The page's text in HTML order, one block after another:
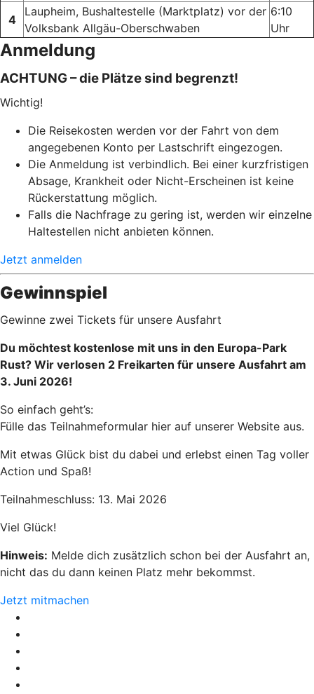
4
Laupheim, Bushaltestelle (Marktplatz) vor der
Volksbank Allgäu-Oberschwaben
6:10
Uhr
Anmeldung
ACHTUNG – die Plätze sind begrenzt!
Wichtig!
Die Reisekosten werden vor der Fahrt von dem
angegebenen Konto per Lastschrift eingezogen.
Die Anmeldung ist verbindlich. Bei einer kurzfristigen
Absage, Krankheit oder Nicht-Erscheinen ist keine
Rückerstattung möglich.
Falls die Nachfrage zu gering ist, werden wir einzelne
Haltestellen nicht anbieten können.
Jetzt anmelden
Gewinnspiel
Gewinne zwei Tickets für unsere Ausfahrt
Du möchtest kostenlose mit uns in den Europa-Park
Rust? Wir verlosen 2 Freikarten für unsere Ausfahrt am
3. Juni 2026!
So einfach geht’s:
Fülle das Teilnahmeformular hier auf unserer Website aus.
Mit etwas Glück bist du dabei und erlebst einen Tag voller
Action und Spaß!
Teilnahmeschluss: 13. Mai 2026
Viel Glück!
Hinweis: Melde dich zusätzlich schon bei der Ausfahrt an,
nicht das du dann keinen Platz mehr bekommst.
Jetzt mitmachen